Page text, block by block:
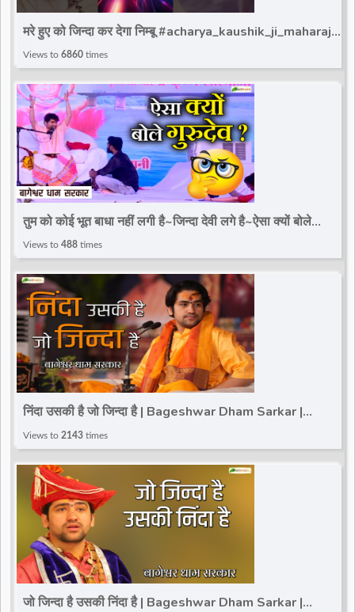
मरे हुए को जिन्दा कर देगा निम्बू #acharya_kaushik_ji_maharaj
Views to 6860 times
तुम को कोई भूत बाधा नहीं लगी है~जिन्दा देवी लगे है~ऐसा क्यों बोले
गुरुदेव~Divya Darbar
Views to 488 times
निंदा उसकी है जो जिन्दा है | Bageshwar Dham Sarkar |
Thought |@TotalBhaktiVideo
Views to 2143 times
जो जिन्दा है उसकी निंदा है | Bageshwar Dham Sarkar |